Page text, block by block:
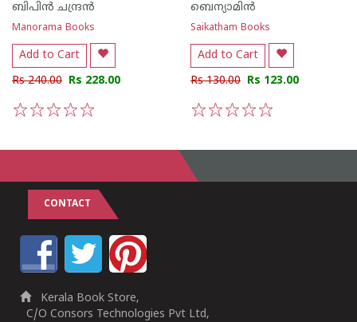
ബിപിന്‍ ചന്ദ്രന്‍
Manorama Books
Add to Cart
Rs 240.00 Rs 228.00
ബെന്യാമിന്‍
Saikatham Books
Add to Cart
Rs 130.00 Rs 123.00
CONTACT
Kerala Book Store,
C/O Consors Technologies Pvt Ltd,